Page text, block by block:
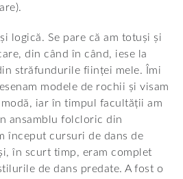
logică. Se pare că am totuși și
din când în când, iese la
străfundurile ființei mele. Îmi
modele de rochii și visam
iar în timpul facultății am
ansamblu folcloric din
început cursuri de dans de
în scurt timp, eram complet
de dans predate. A fost o